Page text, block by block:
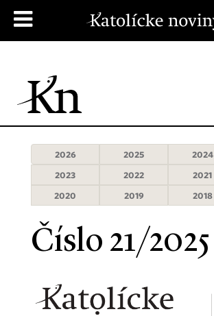
2026 2025
2024
2023
2022
2021
2020
2019 2018
Číslo 21/2025